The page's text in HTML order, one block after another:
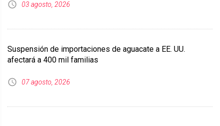
03 agosto, 2026
Suspensión de importaciones de aguacate a EE. UU.
afectará a 400 mil familias
07 agosto, 2026